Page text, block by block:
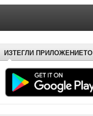
ИЗТЕГЛИ ПРИЛОЖЕНИЕТО